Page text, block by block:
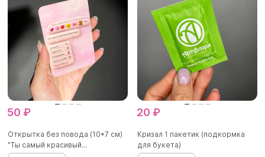
50 ₽
Открытка без повода (10*7 см)
"Ты самый красивый...
20 ₽
Кризал 1 пакетик (подкормка
для букета)